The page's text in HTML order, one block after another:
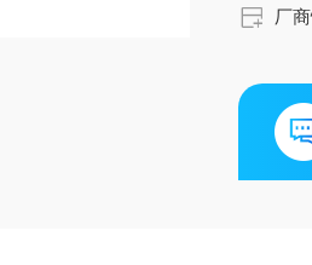
厂